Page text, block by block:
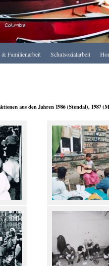
Familienarbeit Schulsozialarbeit
aus den Jahren 1986 (Stendal), 1987